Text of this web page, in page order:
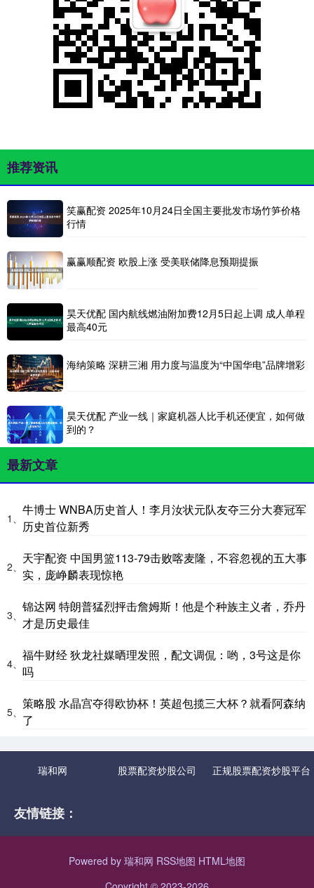
推荐资讯
笑赢配资 2025年10月24日全国主要批发市场竹笋价格
行情
赢赢顺配资 欧股上涨 受美联储降息预期提振
昊天优配 国内航线燃油附加费12月5日起上调 成人单程
最高40元
海纳策略 深耕三湘 用力度与温度为“中国华电”品牌增彩
昊天优配 产业一线｜家庭机器人比手机还便宜，如何做
到的？
最新文章
1、
牛博士 WNBA历史首人！李月汝状元队友夺三分大赛冠军
历史首位新秀
2、
天宇配资 中国男篮113-79击败喀麦隆，不容忽视的五大事
实，庞峥麟表现惊艳
3、
锦达网 特朗普猛烈抨击詹姆斯！他是个种族主义者，乔丹
才是历史最佳
4、
福牛财经 狄龙社媒晒理发照，配文调侃：哟，3号这是你
吗
5、
策略股 水晶宫夺得欧协杯！英超包揽三大杯？就看阿森纳
了
瑞和网 股票配资炒股公司 正规股票配资炒股平台
友情链接：
Powered by 瑞和网 RSS地图 HTML地图